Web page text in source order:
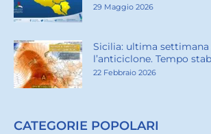
29 Maggio 2026
Sicilia: ultima
l’anticiclone. Tempo
22 Febbraio 2026
CATEGORIE POPOLARI